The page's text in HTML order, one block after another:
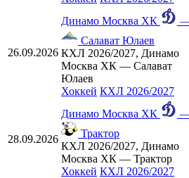
26.09.2026
Динамо Москва ХК
Салават Юлаев
КХЛ 2026/2027, Динамо
Москва ХК — Салават
Юлаев
Хоккей КХЛ 2026/2027
28.09.2026
Динамо Москва ХК
Трактор
КХЛ 2026/2027, Динамо
Москва ХК — Трактор
Хоккей КХЛ 2026/2027